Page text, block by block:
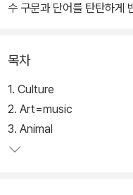
수 구문과 단어를 탄탄하게
목차
1. Culture
2. Art=music
3. Animal